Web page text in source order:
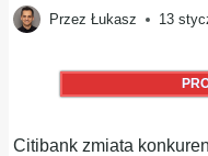
Przez Łukasz 13
Citibank zmiata